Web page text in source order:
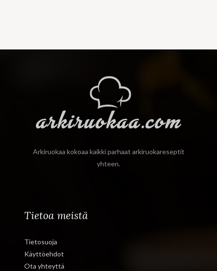
Arkiruokaa kokoaa kaikki parhaat arkiruokareseptit
yhteen.
Tietoa meistä
Tietosuoja
Käyttöehdot
Ota yhteyttä